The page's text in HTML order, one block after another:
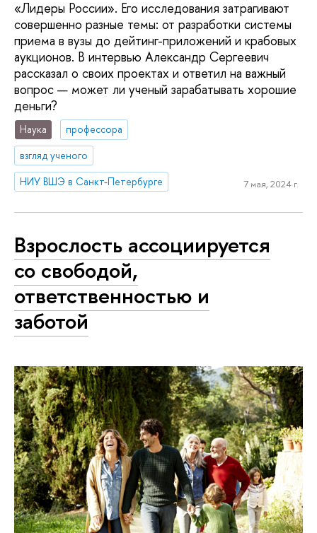
«Лидеры России». Его исследования затрагивают
совершенно разные темы: от разработки системы
приема в вузы до дейтинг-приложений и крабовых
аукционов. В интервью Александр Сергеевич
рассказал о своих проектах и ответил на важный
вопрос — может ли ученый зарабатывать хорошие
деньги?
Наука
профессора
взгляд ученого
НИУ ВШЭ в Санкт-Петербурге
7 мая, 2024 г.
Взрослость ассоциируется
со свободой,
ответственностью и
заботой